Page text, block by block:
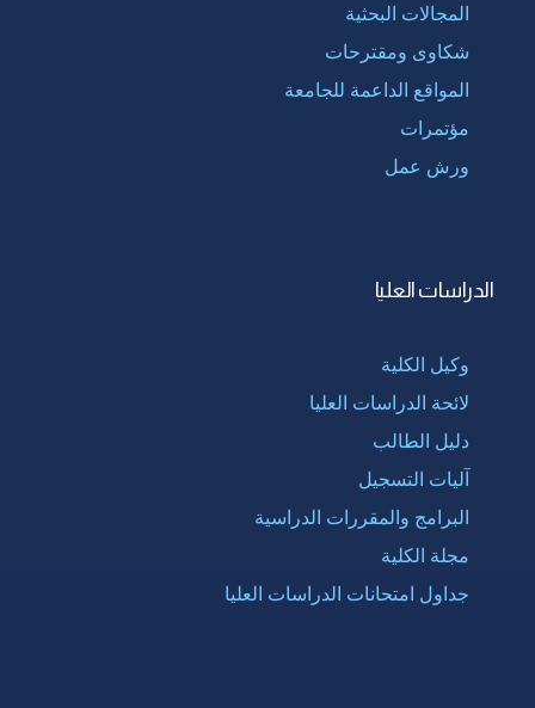
المجالات البحثية
شكاوى ومقترحات
المواقع الداعمة للجامعة
مؤتمرات
ورش عمل
الدراسات العليا
وكيل الكلية
لائحة الدراسات العليا
دليل الطالب
آليات التسجيل
البرامج والمقررات الدراسية
مجلة الكلية
جداول امتحانات الدراسات العليا